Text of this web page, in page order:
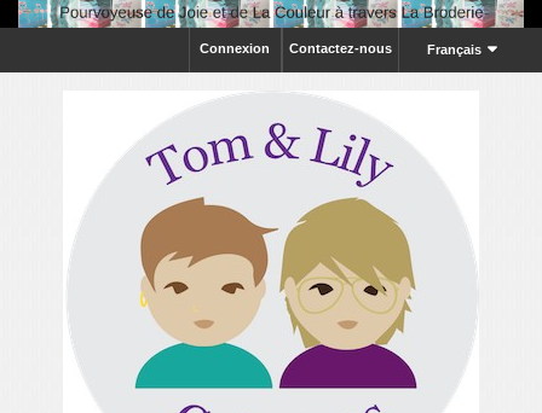
Français
Contactez-nous
Connexion